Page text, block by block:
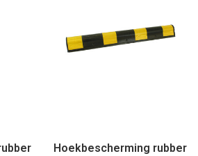
Hoekbescherming rubber